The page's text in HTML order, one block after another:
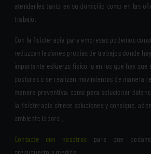
atenderles tanto en su domicilio como en las
trabajo.
Con la fisioterapia para empresas podemos
reduzcan lesiones propias de trabajos donde
importante esfuerzo físico, o en los que hay que
posturas o se realizan movimientos de manera
manera preventiva, como para solucionar
la fisioterapia ofrece soluciones y consigue,
ambiente laboral.
Contacte con nosotros para que
presupuesto a medida.